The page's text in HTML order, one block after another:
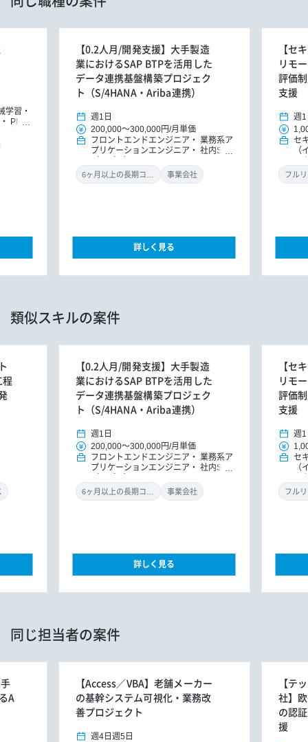
学習・
PM/P
ント
【0.2人月/開発支援】大手製造
業におけるSAP BTPを活用した
データ連携基盤構築プロジェク
ト（S/4HANA・Ariba連携）
週1日
200,000～300,000円/月単価
フロントエンドエンジニア
業務系ア
プリケーションエンジニア
社内SE
事業会社
詳しく見る
【セ
リモ
評価
支援
週1
セ
（
ン
フル
類似スキルの案件
程
【0.2人月/開発支援】大手製造
業におけるSAP BTPを活用した
データ連携基盤構築プロジェク
ト（S/4HANA・Ariba連携）
週1日
200,000～300,000円/月単価
フロントエンドエンジニア
業務系ア
プリケーションエンジニア
社内SE
事業会社
詳しく見る
【セ
リモ
評価
支援
週1
セ
（
ン
フル
同じ担当者の案件
A
【Access／VBA】老舗メーカー
の基幹システム可視化・業務改
善プロジェクト
週4日 週5日
【テ
社】
の認
援